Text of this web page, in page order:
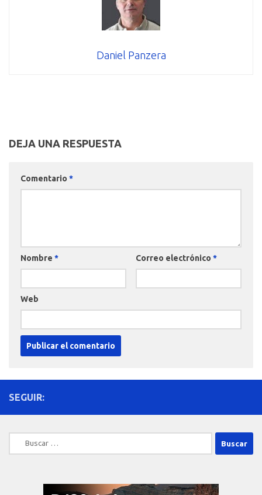
Daniel Panzera
DEJA UNA RESPUESTA
Comentario *
Nombre * Correo electrónico *
Web
SEGUIR:
Buscar: